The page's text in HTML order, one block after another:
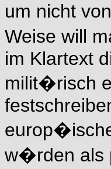
um nicht
Weise will
im Klartext
milit�risch
w�rden als